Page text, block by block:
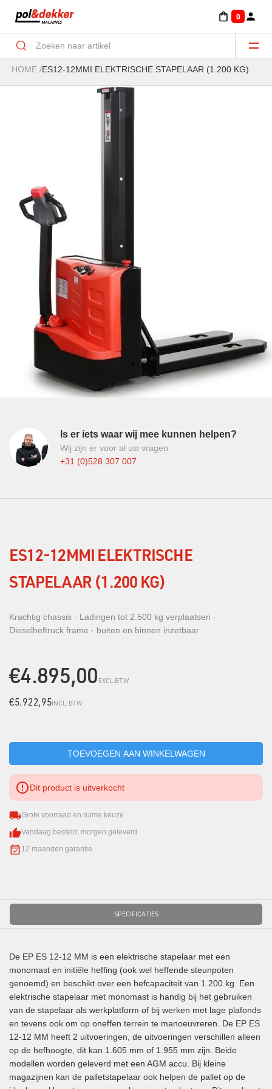
0
Aanbouwdelen Minigraver-Graven/klemmen
HOME /ES12-12MMI ELEKTRISCHE STAPELAAR (1.200 KG)
Is er iets waar wij mee kunnen helpen?
Wij zijn er voor al uw vragen
+31 (0)528 307 007
ES12-12MMI ELEKTRISCHE
STAPELAAR (1.200 KG)
Krachtig chassis · Ladingen tot 2.500 kg verplaatsen ·
Dieselheftruck frame · buiten en binnen inzetbaar
€4.895,00 EXCL.BTW
€5.922,95INCL. BTW
Dit product is uitverkocht
Grote voorraad en ruime keuze
Vandaag besteld, morgen geleverd
12 maanden garantie
SPECIFICATIES
De EP ES 12-12 MM is een elektrische stapelaar met een
monomast en initiële heffing (ook wel heffende steunpoten
genoemd) en beschikt over een hefcapaciteit van 1.200 kg. Een
elektrische stapelaar met monomast is handig bij het gebruiken
van de stapelaar als werkplatform of bij werken met lage plafonds
en tevens ook om op oneffen terrein te manoeuvreren. De EP ES
12-12 MM heeft 2 uitvoeringen, de uitvoeringen verschillen alleen
op de hefhoogte, dit kan 1.605 mm of 1.955 mm zijn. Beide
modellen worden geleverd met een AGM accu. Bij kleine
magazijnen kan de palletstapelaar ook helpen de pallet op de